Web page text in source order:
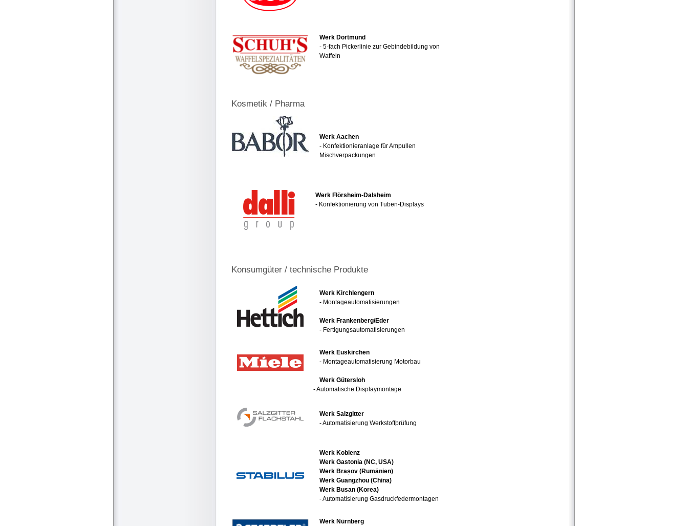
Werk Dortmund
- 5-fach Pickerlinie zur Gebindebildung von
Waffeln
Kosmetik / Pharma
Werk Aachen
- Konfektionieranlage für Ampullen
Mischverpackungen
Werk Flörsheim-Dalsheim
- Konfektionierung von Tuben-Displays
Konsumgüter / technische Produkte
Werk Kirchlengern
- Montageautomatisierungen
Werk Frankenberg/Eder
- Fertigungsautomatisierungen
Werk Euskirchen
- Montageautomatisierung Motorbau
Werk Gütersloh
- Automatische Displaymontage
Werk Salzgitter
- Automatisierung Werkstoffprüfung
Werk Koblenz
Werk Gastonia (NC, USA)
Werk Brașov (Rumänien)
Werk Guangzhou (China)
Werk Busan (Korea)
- Automatisierung Gasdruckfedermontagen
Werk Nürnberg